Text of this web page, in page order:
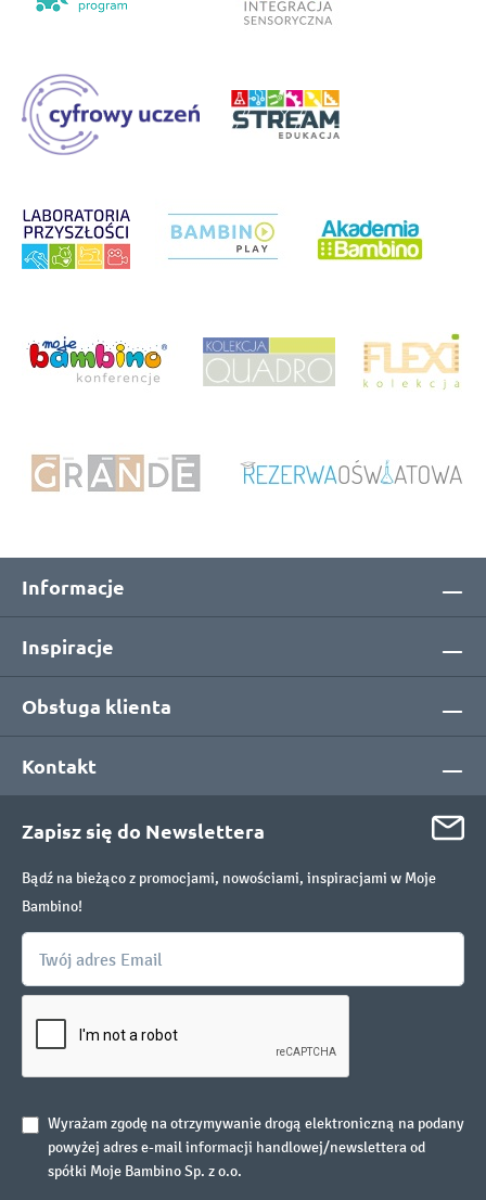
Informacje
Inspiracje
Obsługa klienta
Kontakt
Zapisz się do Newslettera
Bądź na bieżąco z promocjami, nowościami, inspiracjami w Moje
Bambino!
Wyrażam zgodę na otrzymywanie drogą elektroniczną na podany
powyżej adres e-mail informacji handlowej/newslettera od
spółki Moje Bambino Sp. z o.o.